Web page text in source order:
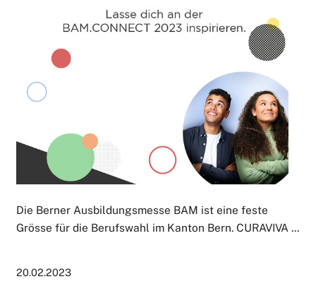
Die Berner Ausbildungsmesse BAM ist eine feste
Grösse für die Berufswahl im Kanton Bern. CURAVIVA ...
20.02.2023